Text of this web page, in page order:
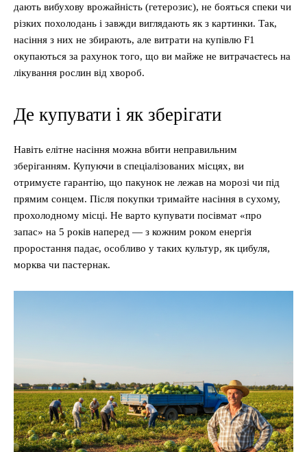
дають вибухову врожайність (гетерозис), не бояться спеки чи
різких похолодань і завжди виглядають як з картинки. Так,
насіння з них не збирають, але витрати на купівлю F1
окупаються за рахунок того, що ви майже не витрачаєтесь на
лікування рослин від хвороб.
Де купувати і як зберігати
Навіть елітне насіння можна вбити неправильним
зберіганням. Купуючи в спеціалізованих місцях, ви
отримуєте гарантію, що пакунок не лежав на морозі чи під
прямим сонцем. Після покупки тримайте насіння в сухому,
прохолодному місці. Не варто купувати посівмат «про
запас» на 5 років наперед — з кожним роком енергія
проростання падає, особливо у таких культур, як цибуля,
морква чи пастернак.